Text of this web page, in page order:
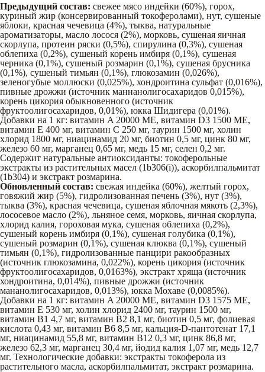
Предыдущий состав: свежее мясо индейки (60%), горох,
куриный жир (консервированный токоферолами), нут, сушеные
яблоки, красная чечевица (4%), тыква, натуральные
ароматизаторы, масло лосося (2%), морковь, сушеная яичная
скорлупа, протеин ряски (0,5%), спирулина (0,3%), сушеная
облепиха (0,2%), сушеный корень имбиря (0,1%), сушеная
черника (0,1%), сушеный розмарин (0,1%), сушеная брусника
(0,1%), сушеный тимьян (0,1%), глюкозамин (0,026%),
зеленогубые моллюски (0,025%), хондроитина сульфат (0,016%),
пивные дрожжи (источник маннанолигосахаридов 0,015%),
корень цикория обыкновенного (источник
фруктоолигосахаридов, 0,01%), юкка Шидигера (0,01%).
Добавки на 1 кг: витамин A 20000 МЕ, витамин D3 1500 МЕ,
витамин E 400 мг, витамин C 250 мг, таурин 1500 мг, холин
хлорид 1800 мг, ниацинамид 20 мг, биотин 0,5 мг, цинк 80 мг,
железо 60 мг, марганец 0,65 мг, медь 15 мг, селен 0,2 мг.
Содержит натуральные антиоксиданты: токоферольные
экстракты из растительных масел (1b306(i)), аскорбилпальмитат
(1b304) и экстракт розмарина.
Обновленный состав: свежая индейка (60%), желтый горох,
говяжий жир (5%), гидролизованная печень (3%), нут (3%),
тыква (3%), красная чечевица, сушеная яблочная мякоть (2,3%),
лососевое масло (2%), льняное семя, морковь, яичная скорлупа,
хлорид калия, гороховая мука, сушеная облепиха (0,2%),
сушеный корень имбиря (0,1%), сушеная голубика (0,1%),
сушеный розмарин (0,1%), сушеная клюква (0,1%), сушеный
тимьян (0,1%), гидролизованные панцири ракообразных
(источник глюкозамина, 0,022%), корень цикория (источник
фруктоолигосахаридов, 0,0163%), экстракт хряща (источник
хондроитина, 0,014%), пивные дрожжи (источник
мананолигосахаридов, 0,013%), юкка Мохаве (0,0085%).
Добавки на 1 кг: витамин A 20000 МЕ, витамин D3 1575 МЕ,
витамин E 530 мг, холин хлорид 2400 мг, таурин 1500 мг,
витамин B1 4,7 мг, витамин B2 8,1 мг, биотин 0,5 мг, фолиевая
кислота 0,43 мг, витамин B6 8,5 мг, кальция-D-пантотенат 17,1
мг, ниацинамид 55,8 мг, витамин B12 0,3 мг, цинк 86,8 мг,
железо 62,3 мг, марганец 30,4 мг, йодид калия 1,07 мг, медь 12,7
мг. Технологические добавки: экстракты токоферола из
растительного масла, аскорбилпальмитат, экстракт розмарина.